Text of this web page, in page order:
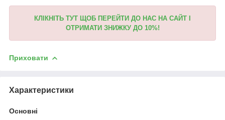
КЛІКНІТЬ ТУТ ЩОБ ПЕРЕЙТИ ДО НАС НА САЙТ І
ОТРИМАТИ ЗНИЖКУ ДО 10%!
Приховати
Характеристики
Основні